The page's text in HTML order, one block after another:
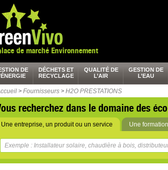
de marché Environnement
DE
DÉCHETS ET
RECYCLAGE
QUALITÉ DE
L’AIR
GESTION DE
L’EAU
> Fournisseurs > H2O PRESTATIONS
recherchez dans le domaine des
Une entreprise, un produit ou un service Une formation